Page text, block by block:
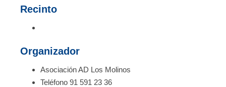
Recinto
Organizador
Asociación AD Los Molinos
Teléfono 91 591 23 36